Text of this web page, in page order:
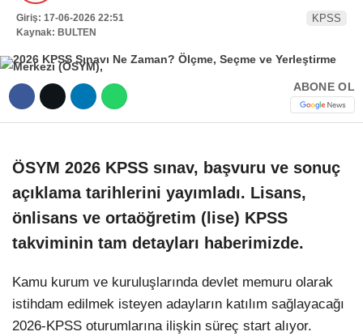
Dribbble
Telegram
Giriş: 17-06-2026 22:51
Kaynak: BULTEN
KPSS
ABONE OL
ÖSYM 2026 KPSS sınav, başvuru ve sonuç
açıklama tarihlerini yayımladı. Lisans,
önlisans ve ortaöğretim (lise) KPSS
takviminin tam detayları haberimizde.
Kamu kurum ve kuruluşlarında devlet memuru olarak
istihdam edilmek isteyen adayların katılım sağlayacağı
2026-KPSS oturumlarına ilişkin süreç start alıyor.